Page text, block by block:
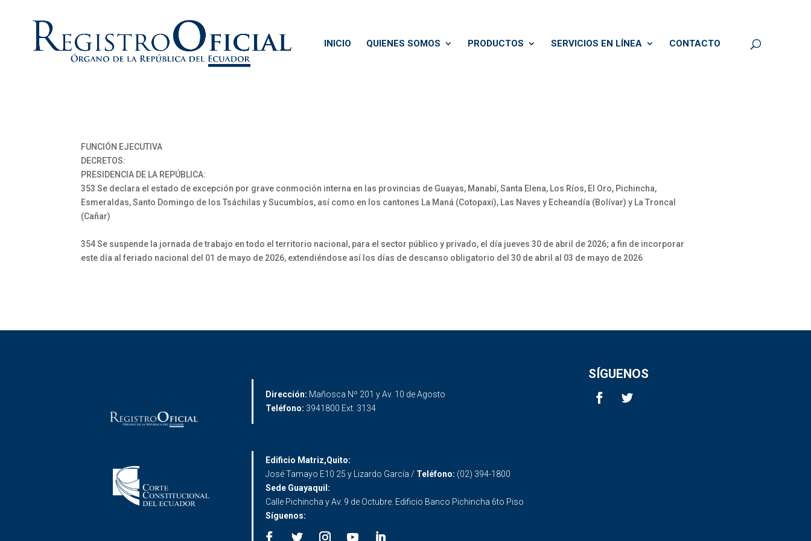
INICIO QUIENES SOMOS PRODUCTOS SERVICIOS EN LÍNEA CONTACTO
FUNCIÓN EJECUTIVA
DECRETOS:
PRESIDENCIA DE LA REPÚBLICA:
353 Se declara el estado de excepción por grave conmoción interna en las provincias de Guayas, Manabí, Santa Elena, Los Ríos, El Oro, Pichincha,
Esmeraldas, Santo Domingo de los Tsáchilas y Sucumbíos, así como en los cantones La Maná (Cotopaxi), Las Naves y Echeandía (Bolívar) y La Troncal
(Cañar)
354 Se suspende la jornada de trabajo en todo el territorio nacional, para el sector público y privado, el día jueves 30 de abril de 2026; a fin de incorporar
este día al feriado nacional del 01 de mayo de 2026, extendiéndose así los días de descanso obligatorio del 30 de abril al 03 de mayo de 2026
Dirección: Mañosca Nº 201 y Av. 10 de Agosto
Teléfono: 3941800 Ext. 3134
SÍGUENOS
Edificio Matriz,Quito:
José Tamayo E10 25 y Lizardo García / Teléfono: (02) 394-1800
Sede Guayaquil:
Calle Pichincha y Av. 9 de Octubre. Edificio Banco Pichincha 6to Piso
Síguenos: